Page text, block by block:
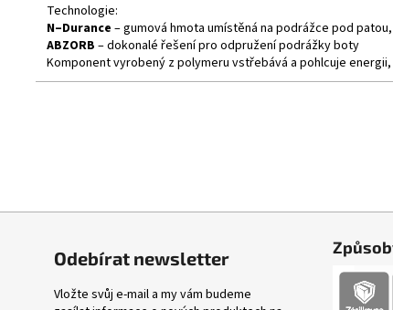
Technologie:
N–Durance – gumová hmota umístěná na podrážce pod
ABZORB – dokonalé řešení pro odpružení podrážky boty
Komponent vyrobený z polymeru vstřebává a pohlcuje
Odebírat newsletter
Vložte svůj e-mail a my vám budeme